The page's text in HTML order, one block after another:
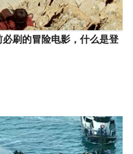
刷的冒险电影，什么是登